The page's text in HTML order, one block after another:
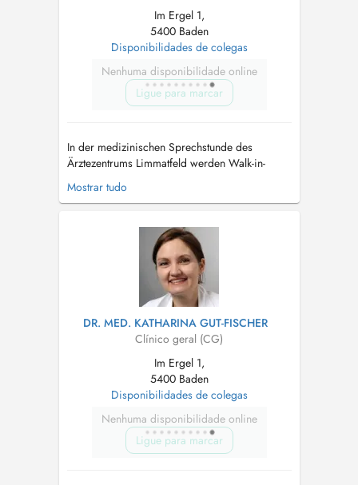
Im Ergel 1,
5400 Baden
Disponibilidades de colegas
Nenhuma disponibilidade online
Ligue para marcar
In der medizinischen Sprechstunde des
Ärztezentrums Limmatfeld werden Walk-in-
Patienten sowie auch Patienten welche uns als
Hausarzt aufsuchen behandelt. Im Rahmen der
ein breites medizinisches Leistungsangebot im
Bereich der Allgemein- und Hausarztmedi...
Mostrar tudo
DR. MED. KATHARINA GUT-FISCHER
Clínico geral (CG)
Im Ergel 1,
5400 Baden
Disponibilidades de colegas
Nenhuma disponibilidade online
Ligue para marcar